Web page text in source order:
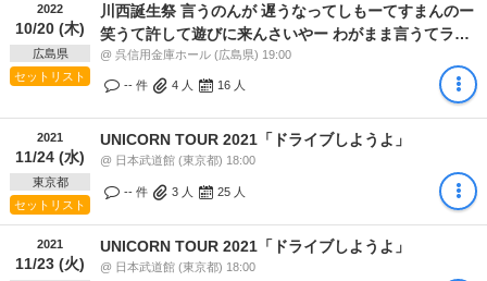
2022
10/20 (木)
広島県
セットリスト
川西誕生祭 言うのんが 遅うなってしもーてすまんのー
笑うて許して遊びに来んさいやー わがまま言うてライ
ブにしてもろうたけんねー
@ 呉信用金庫ホール (広島県) 19:00
-- 件 4 人 16 人
2021
11/24 (水)
東京都
セットリスト
UNICORN TOUR 2021「ドライブしようよ」
@ 日本武道館 (東京都) 18:00
-- 件 3 人 25 人
2021
11/23 (火)
UNICORN TOUR 2021「ドライブしようよ」
@ 日本武道館 (東京都) 18:00